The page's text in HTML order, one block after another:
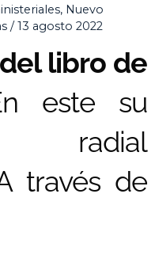
, Nuevo
/13 agosto 2022
libro de
este su
radial
través de